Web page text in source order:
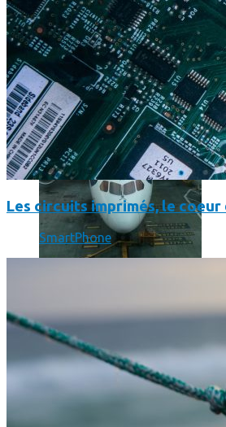
Comment réduire au maximum la
Un boîtier imprimé en 3D va faire
Les circuits imprimés, le
SmartPhone